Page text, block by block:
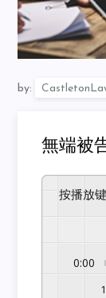
by:
無端被
按播放
0:00